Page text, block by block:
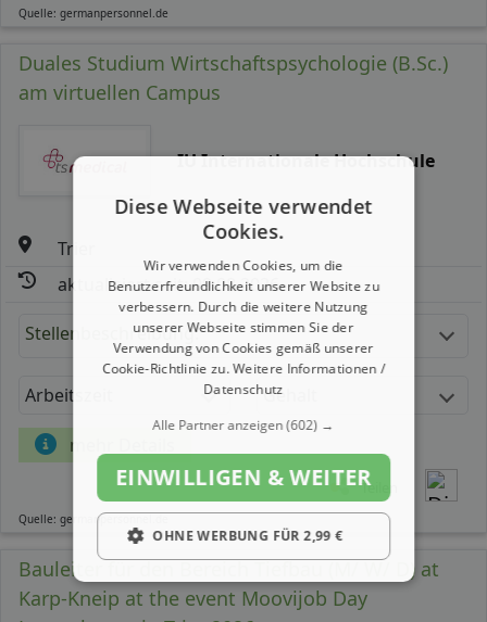
Quelle: germanpersonnel.de
Duales Studium Wirtschaftspsychologie (B.Sc.)
am virtuellen Campus
IU Internationale Hochschule
Trier
aktualisiert seit: 09.08.2026
Stellenbeschreibung:
Arbeitszeit Gehalt
mehr Details
Teilen
Quelle: germanpersonnel.de
Bauleiter für den Bereich Tiefbau (M/ W/ D) at
Karp-Kneip at the event Moovijob Day
Diese Webseite verwendet
Cookies.
Wir verwenden Cookies, um die
Benutzerfreundlichkeit unserer Website zu
verbessern. Durch die weitere Nutzung
unserer Webseite stimmen Sie der
Verwendung von Cookies gemäß unserer
Cookie-Richtlinie zu.Weitere Informationen /
Datenschutz
Alle Partner anzeigen(602) →
EINWILLIGEN & WEITER
OHNE WERBUNG FÜR 2,99 €